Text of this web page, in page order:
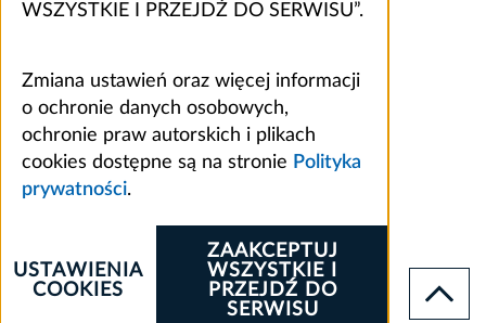
WSZYSTKIE I PRZEJDŹ DO SERWISU”.
Zmiana ustawień oraz więcej informacji
o ochronie danych osobowych,
ochronie praw autorskich i plikach
cookies dostępne są na stronie Polityka
prywatności.
ZAAKCEPTUJ
WSZYSTKIE I
PRZEJDŹ DO
SERWISU
USTAWIENIA
COOKIES